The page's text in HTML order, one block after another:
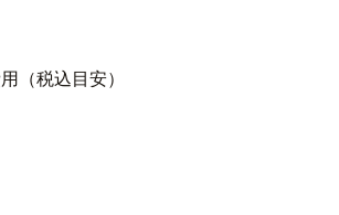
（税込目安）